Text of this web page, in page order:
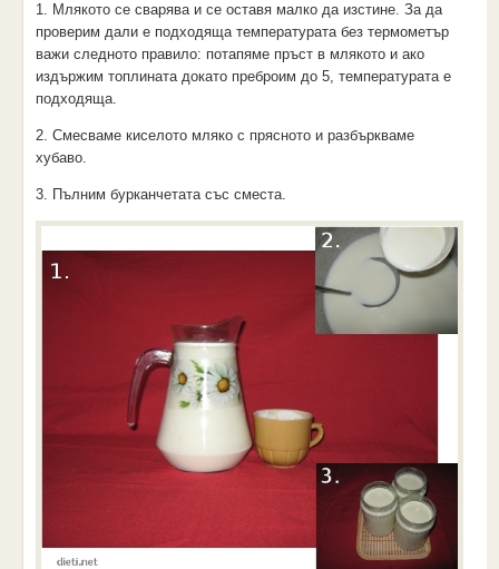
1. Млякото се сварява и се оставя малко да изстине. За да
проверим дали е подходяща температурата без термометър
важи следното правило: потапяме пръст в млякото и ако
издържим топлината докато преброим до 5, температурата е
подходяща.
2. Смесваме киселото мляко с прясното и разбъркваме
хубаво.
3. Пълним бурканчетата със сместа.